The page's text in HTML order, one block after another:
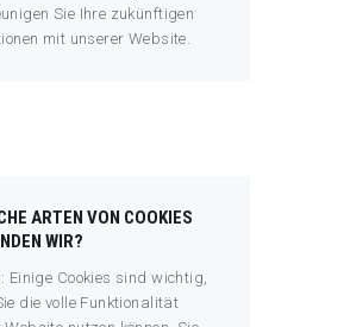
Sie Ihre zukünftigen
mit unserer Website.
ARTEN VON COOKIES
WIR?
Einige Cookies sind wichtig,
die volle Funktionalität